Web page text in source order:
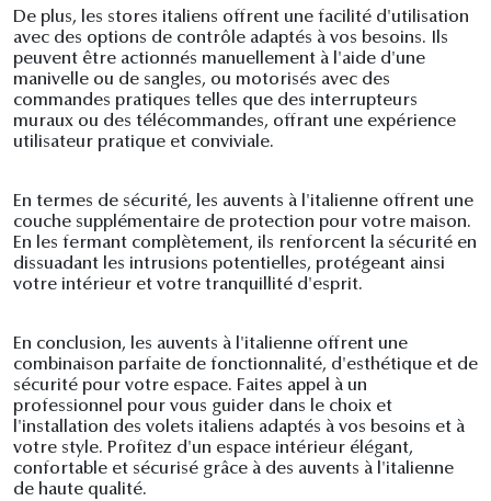
De plus, les stores italiens offrent une facilité d'utilisation
avec des options de contrôle adaptés à vos besoins. Ils
peuvent être actionnés manuellement à l'aide d'une
manivelle ou de sangles, ou motorisés avec des
commandes pratiques telles que des interrupteurs
muraux ou des télécommandes, offrant une expérience
utilisateur pratique et conviviale.
En termes de sécurité, les auvents à l'italienne offrent une
couche supplémentaire de protection pour votre maison.
En les fermant complètement, ils renforcent la sécurité en
dissuadant les intrusions potentielles, protégeant ainsi
votre intérieur et votre tranquillité d'esprit.
En conclusion, les auvents à l'italienne offrent une
combinaison parfaite de fonctionnalité, d'esthétique et de
sécurité pour votre espace. Faites appel à un
professionnel pour vous guider dans le choix et
l'installation des volets italiens adaptés à vos besoins et à
votre style. Profitez d'un espace intérieur élégant,
confortable et sécurisé grâce à des auvents à l'italienne
de haute qualité.